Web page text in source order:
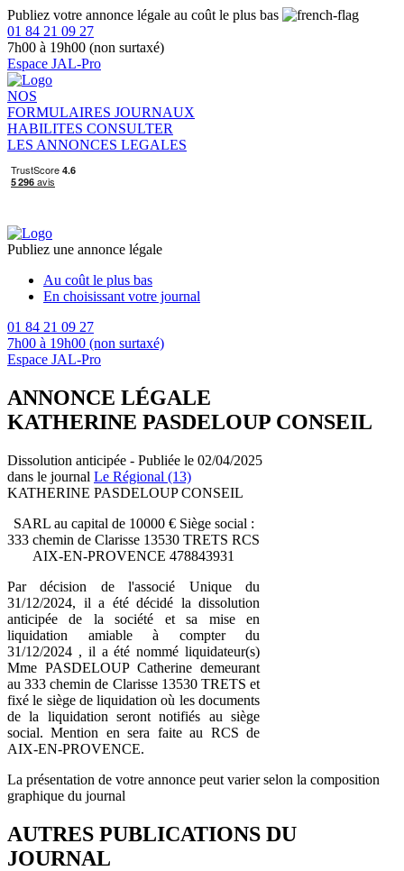
Publiez votre annonce légale au coût le plus bas
01 84 21 09 27
7h00 à 19h00 (non surtaxé)
Espace JAL-Pro
NOS
FORMULAIRES JOURNAUX
HABILITES CONSULTER
LES ANNONCES LEGALES
Publiez une annonce légale
Au coût le plus bas
En choisissant votre journal
01 84 21 09 27
7h00 à 19h00 (non surtaxé)
Espace JAL-Pro
ANNONCE LÉGALE
KATHERINE PASDELOUP CONSEIL
Dissolution anticipée - Publiée le 02/04/2025
dans le journal Le Régional (13)
KATHERINE PASDELOUP CONSEIL
SARL au capital de 10000 € Siège social :
333 chemin de Clarisse 13530 TRETS RCS
AIX-EN-PROVENCE 478843931
Par décision de l'associé Unique du
31/12/2024, il a été décidé la dissolution
anticipée de la société et sa mise en
liquidation amiable à compter du
31/12/2024 , il a été nommé liquidateur(s)
Mme PASDELOUP Catherine demeurant
au 333 chemin de Clarisse 13530 TRETS et
fixé le siège de liquidation où les documents
de la liquidation seront notifiés au siège
social. Mention en sera faite au RCS de
AIX-EN-PROVENCE.
La présentation de votre annonce peut varier selon la composition
graphique du journal
AUTRES PUBLICATIONS DU
JOURNAL